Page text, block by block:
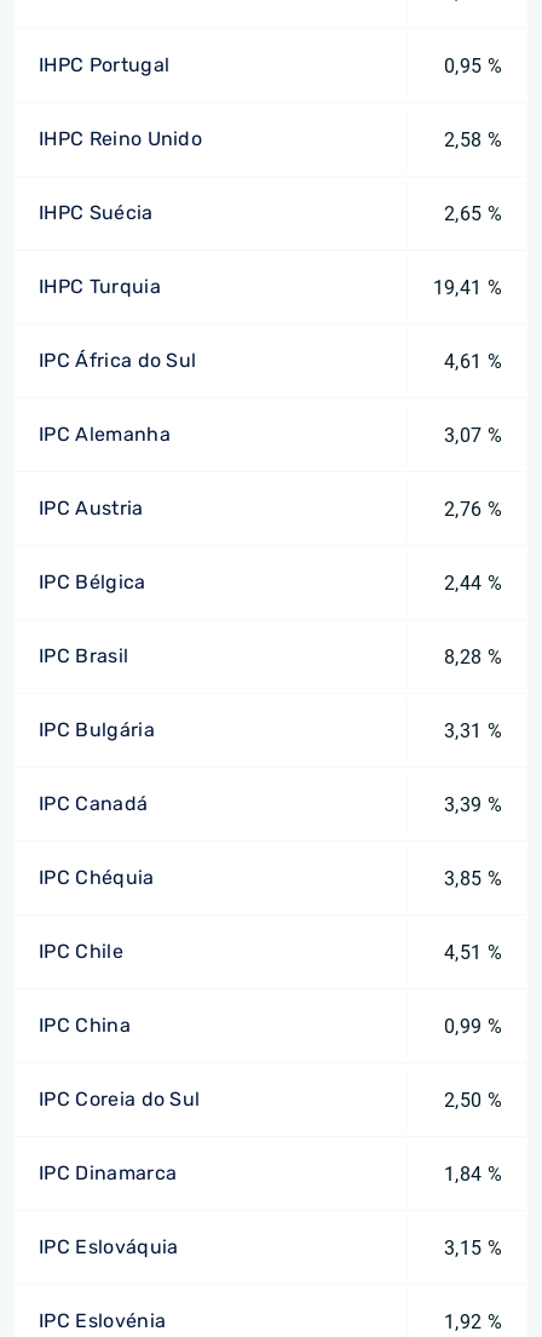
IHPC Portugal 0,95 %
IHPC Reino Unido 2,58 %
IHPC Suécia 2,65 %
IHPC Turquia 19,41 %
IPC África do Sul 4,61 %
IPC Alemanha 3,07 %
IPC Austria 2,76 %
IPC Bélgica 2,44 %
IPC Brasil 8,28 %
IPC Bulgária 3,31 %
IPC Canadá 3,39 %
IPC Chéquia 3,85 %
IPC Chile 4,51 %
IPC China 0,99 %
IPC Coreia do Sul 2,50 %
IPC Dinamarca 1,84 %
IPC Eslováquia 3,15 %
IPC Eslovénia 1,92 %